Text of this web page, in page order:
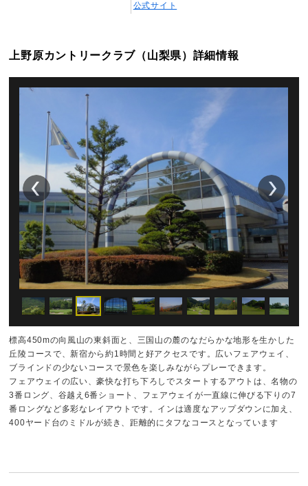
公式サイト
上野原カントリークラブ（山梨県）詳細情報
標高450mの向風山の東斜面と、三国山の麓のなだらかな地形を生かした
丘陵コースで、新宿から約1時間と好アクセスです。広いフェアウェイ、
ブラインドの少ないコースで景色を楽しみながらプレーできます。
フェアウェイの広い、豪快な打ち下ろしでスタートするアウトは、名物の
3番ロング、谷越え6番ショート、フェアウェイが一直線に伸びる下りの7
番ロングなど多彩なレイアウトです。インは適度なアップダウンに加え、
400ヤード台のミドルが続き、距離的にタフなコースとなっています